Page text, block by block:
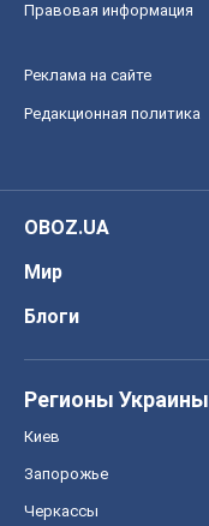
Правовая информация
Реклама на сайте
Редакционная политика
OBOZ.UA
Мир
Блоги
Регионы Украины
Киев
Запорожье
Черкассы